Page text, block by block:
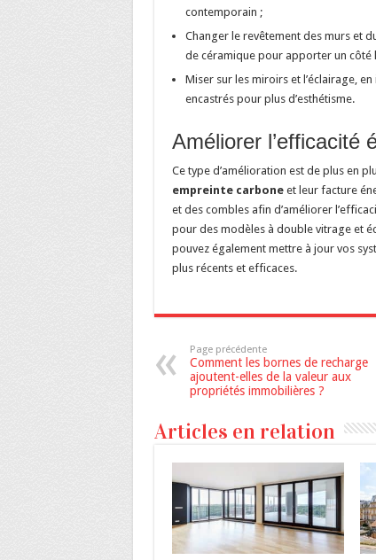
contemporain ;
Changer le revêtement des murs et
de céramique pour apporter un côté
Miser sur les miroirs et l’éclairage,
encastrés pour plus d’esthétisme.
Améliorer l’efficacité
Ce type d’amélioration est de plus en
empreinte carboneet leur facture
et des combles afin d’améliorer
pour des modèles à double vitrage et
pouvez également mettre à jour vos
plus récents et efficaces.
Page précédente
Comment les bornes de recharge
ajoutent-elles de la valeur aux
propriétés immobilières ?
Articles en relation